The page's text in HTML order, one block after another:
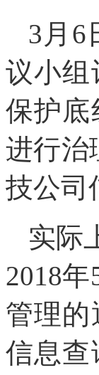
3月6
议小组
保护底
进行治
技公司
实际
2018
管理的
信息查